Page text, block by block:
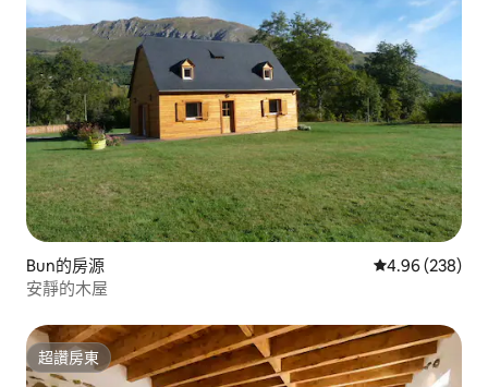
Bun的房源 從 238 則評價
4.96 (238)
安靜的木屋
超讚房東
超讚房東